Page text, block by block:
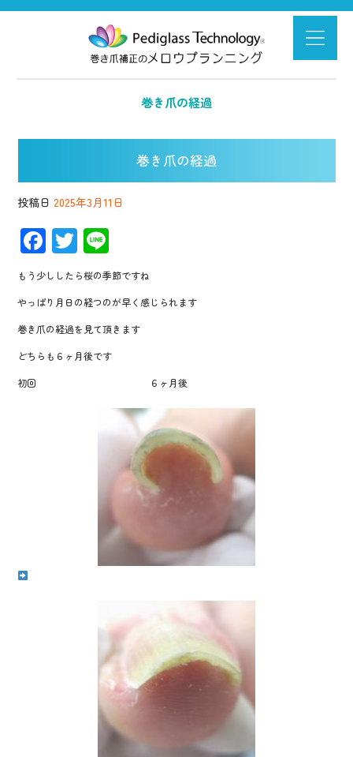
巻き爪の経過
巻き爪の経過
投稿日 2025年3月11日
F
ac
e
b
o
o
T
wi
tt
er
n
e
もう少ししたら桜の季節ですね
やっぱり月日の経つのが早く感じられます
巻き爪の経過を見て頂きます
どちらも６ヶ月後です
初回 ６ヶ月後